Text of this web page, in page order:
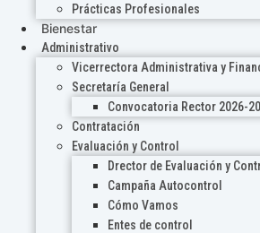
Prácticas Profesionales
Bienestar
Administrativo
Vicerrectora Administrativa y
Secretaría General
Convocatoria Rector 2026-
Contratación
Evaluación y Control
Drector de Evaluación y
Campaña Autocontrol
Cómo Vamos
Entes de control